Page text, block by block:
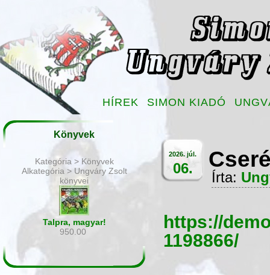
HÍREK SIMON KIADÓ
Könyvek
Kategória > Könyvek
Alkategória > Ungváry Zsolt
könyvei
Talpra, magyar!
950.00
2026. júl.
06.
Írta:
https://
1198866/